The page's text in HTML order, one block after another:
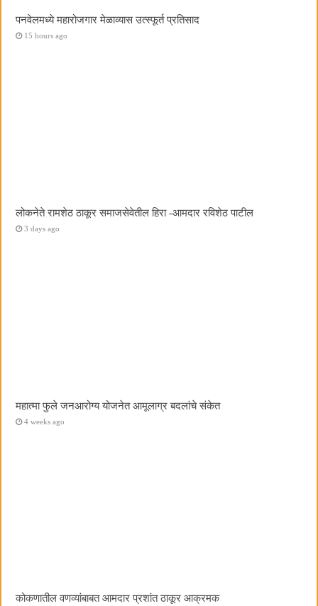
पनवेलमध्ये महारोजगार मेळाव्यास उत्स्फूर्त प्रतिसाद
15 hours ago
लोकनेते रामशेठ ठाकूर समाजसेवेतील हिरा -आमदार रविशेठ पाटील
3 days ago
महात्मा फुले जनआरोग्य योजनेत आमूलाग्र बदलांचे संकेत
4 weeks ago
कोकणातील वणव्यांबाबत आमदार प्रशांत ठाकूर आक्रमक